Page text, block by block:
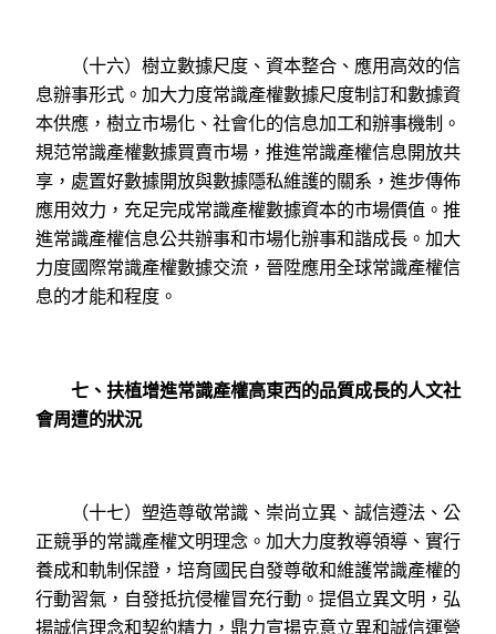
（十六）樹立數據尺度、資本整合、應用高效的信
息辦事形式。加大力度常識產權數據尺度制訂和數據資
本供應，樹立市場化、社會化的信息加工和辦事機制。
規范常識產權數據買賣市場，推進常識產權信息開放共
享，處置好數據開放與數據隱私維護的關系，進步傳佈
應用效力，充足完成常識產權數據資本的市場價值。推
進常識產權信息公共辦事和市場化辦事和諧成長。加大
力度國際常識產權數據交流，晉陞應用全球常識產權信
息的才能和程度。
七、扶植增進常識產權高東西的品質成長的人文社
會周遭的狀況
（十七）塑造尊敬常識、崇尚立異、誠信遵法、公
正競爭的常識產權文明理念。加大力度教導領導、實行
養成和軌制保證，培育國民自發尊敬和維護常識產權的
行動習氣，自發抵抗侵權冒充行動。提倡立異文明，弘
揚誠信理念和契約精力，鼎力宣揚克意立異和誠信運營